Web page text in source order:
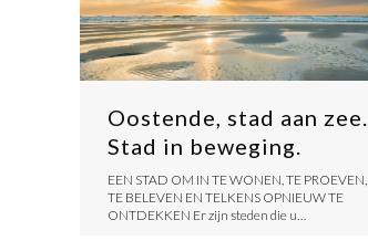
Oostende, stad aan zee.
Stad in beweging.
​EEN STAD OM IN TE WONEN, TE PROEVEN,
TE BELEVEN EN TELKENS OPNIEUW TE
ONTDEKKEN ​Er zijn steden die u…